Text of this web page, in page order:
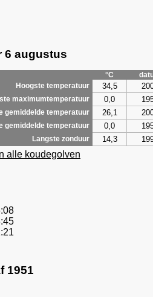
6 augustus
°C
Hoogste temperatuur
34,5
maximumtemperatuur 0,0
gemiddelde temperatuur 26,1
gemiddelde temperatuur 0,0
Langste zonduur 14,3
alle koudegolven
1951